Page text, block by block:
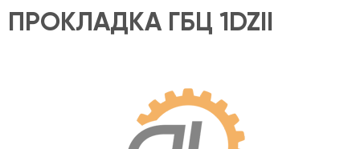
ПРОКЛАДКА ГБЦ 1DZII